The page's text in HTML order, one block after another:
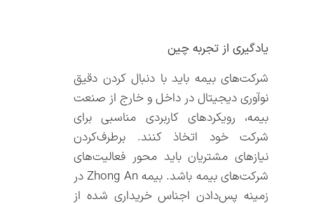
یادگیری از تجربه چین
شرکت‌‌های بیمه باید با دنبال کردن دقیق
نوآوری‌ دیجیتال در داخل و خارج از صنعت
بیمه، رویکردهای کاربردی مناسبی برای
شرکت خود اتخاذ کنند. برطرف‌‌کردن
نیازهای مشتریان باید محور فعالیت‌‌های
شرکت‌‌های بیمه باشد. بیمه Zhong An در
زمینه پس‌‌دادن اجناس خریداری شده از